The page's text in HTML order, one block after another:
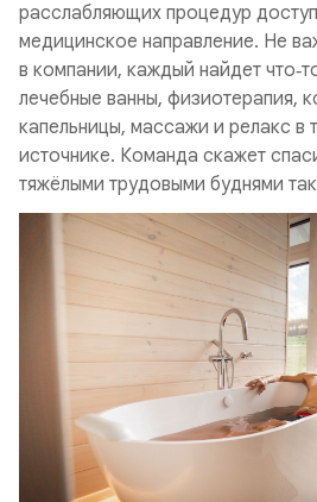
расслабляющих процедур
медицинское направление. Не
в компании, каждый найдет
лечебные ванны, физиотерапия,
капельницы, массажи и релакс в
источнике. Команда скажет
тяжёлыми трудовыми буднями